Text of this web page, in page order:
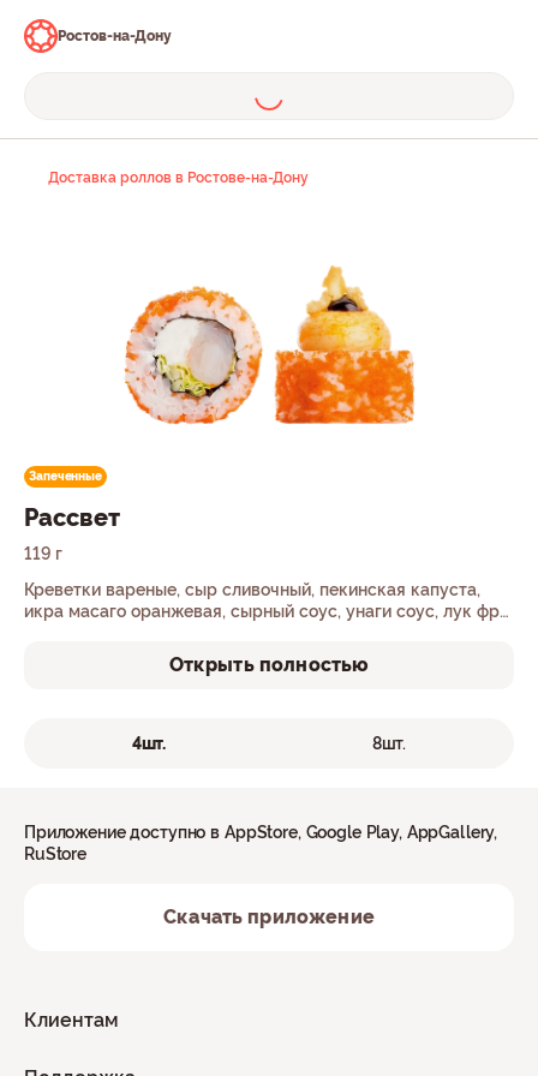
Ростов-на-Дону
Доставка роллов в Ростове-на-Дону
Запеченные
Рассвет
119 г
Креветки вареные, сыр сливочный, пекинская капуста,
икра масаго оранжевая, сырный соус, унаги соус, лук фри,
Открыть полностью
4шт. 8шт.
Клиентам
Приложение доступно в AppStore, Google Play, AppGallery,
RuStore
Скачать приложение